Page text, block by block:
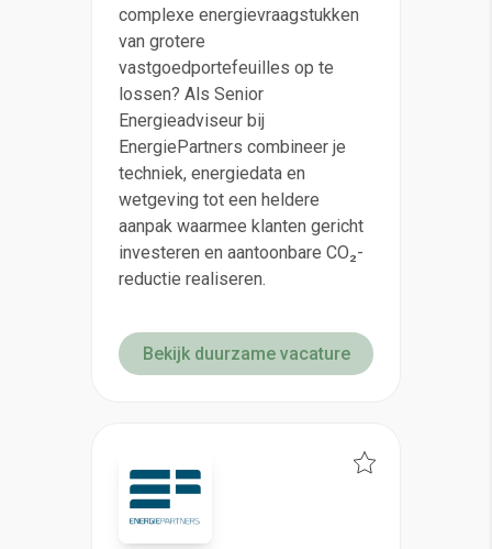
complexe energievraagstukken
van grotere
vastgoedportefeuilles op te
lossen? Als Senior
Energieadviseur bij
EnergiePartners combineer je
techniek, energiedata en
wetgeving tot een heldere
aanpak waarmee klanten gericht
investeren en aantoonbare CO₂-
reductie realiseren.
Bekijk duurzame vacature